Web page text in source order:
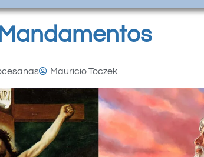
Mauricio Toczek